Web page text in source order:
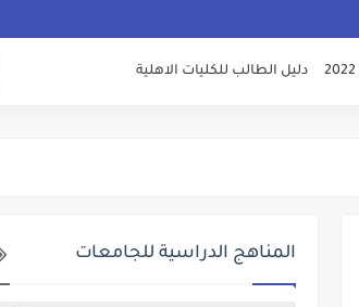
دليل الطالب للكليات الاهلية
المناهج الدراسية للجامعات